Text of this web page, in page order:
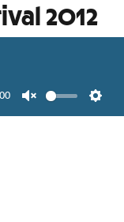
Unmute
2012
5. Jänner
Volkshaus.